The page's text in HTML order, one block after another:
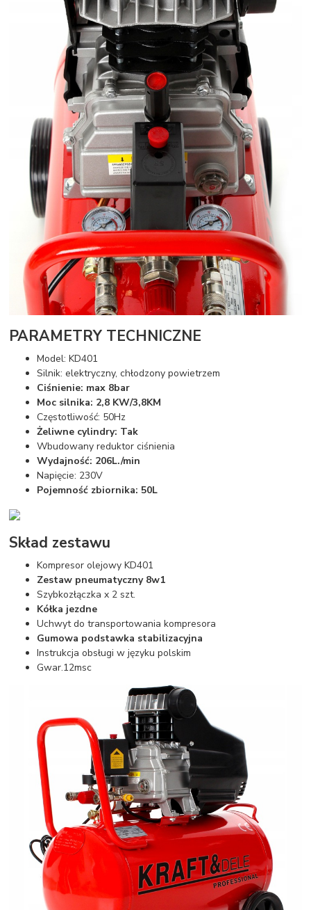
PARAMETRY TECHNICZNE
Model: KD401
Silnik: elektryczny, chłodzony powietrzem
Ciśnienie: max 8bar
Moc silnika: 2,8 KW/3,8KM
Częstotliwość: 50Hz
Żeliwne cylindry: Tak
Wbudowany reduktor ciśnienia
Wydajność: 206L./min
Napięcie: 230V
Pojemność zbiornika: 50L
Skład zestawu
Kompresor olejowy KD401
Zestaw pneumatyczny 8w1
Szybkozłączka x 2 szt.
Kółka jezdne
Uchwyt do transportowania kompresora
Gumowa podstawka stabilizacyjna
Instrukcja obsługi w języku polskim
Gwar.12msc